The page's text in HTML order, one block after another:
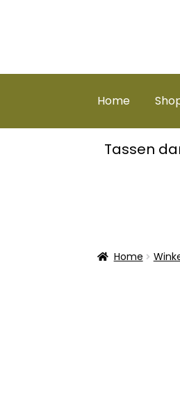
door
naar
Home
Tassen
Home